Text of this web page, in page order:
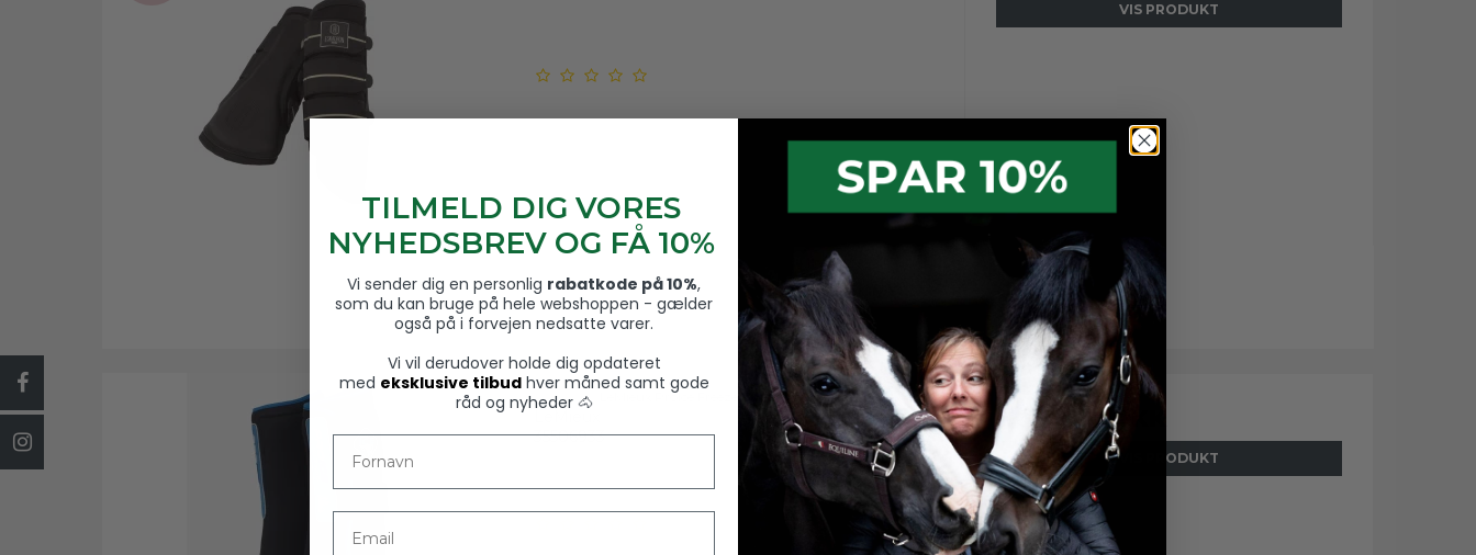
VIS PRODUKT
LeMieux ProIce Freeze Boots, Kølegamacher
35506933
1.049,00 DKK
VIS PRODUKT
TILMELD DIG VORES
NYHEDSBREV OG FÅ 10%
Vi sender dig en personlig rabatkode på 10%,
som du kan bruge på hele webshoppen - gælder
også på i forvejen nedsatte varer.
Vi vil derudover holde dig opdateret
med eksklusive tilbudhver måned samt gode
råd og nyheder 🐴